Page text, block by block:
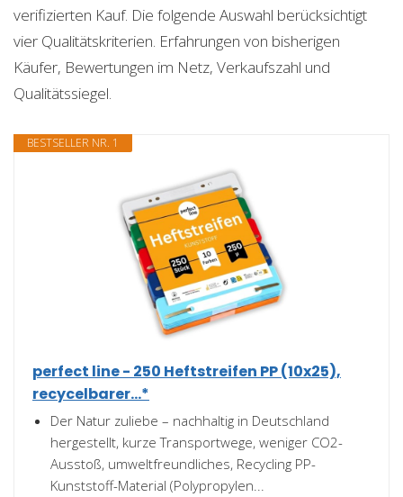
verifizierten Kauf. Die folgende Auswahl berücksichtigt
vier Qualitätskriterien. Erfahrungen von bisherigen
Käufer, Bewertungen im Netz, Verkaufszahl und
Qualitätssiegel.
BESTSELLER NR. 1
perfect line - 250 Heftstreifen PP (10x25),
recycelbarer...*
Der Natur zuliebe – nachhaltig in Deutschland
hergestellt, kurze Transportwege, weniger CO2-
Ausstoß, umweltfreundliches, Recycling PP-
Kunststoff-Material (Polypropylen...